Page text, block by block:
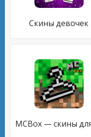
Скины девочек